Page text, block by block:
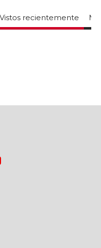
Vistos recientemente